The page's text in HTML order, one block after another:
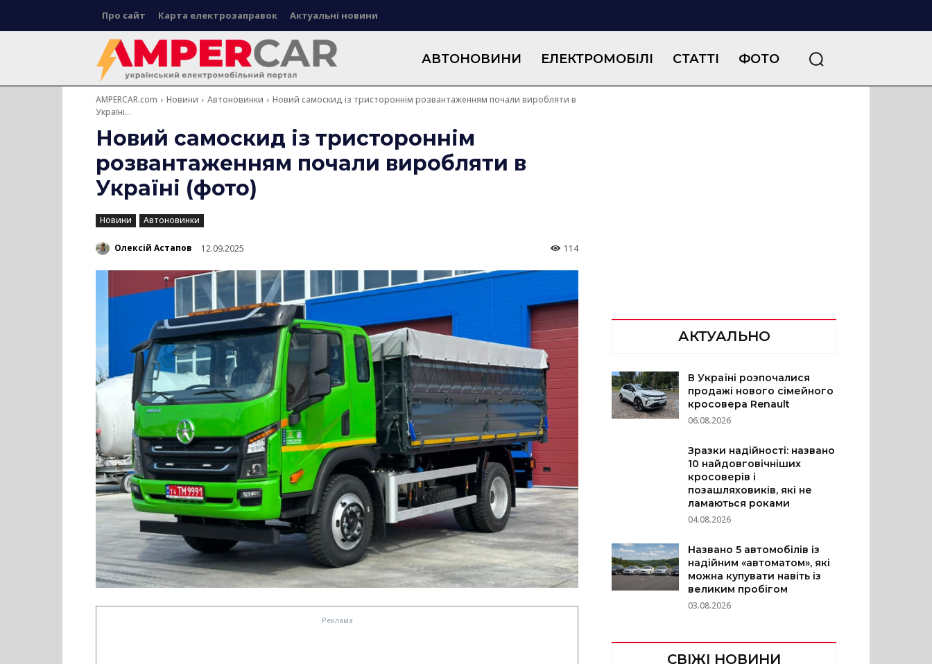
Про сайт Карта електрозаправок Актуальні новини
АВТОНОВИНИ ЕЛЕКТРОМОБІЛІ СТАТТІ ФОТО
AMPERCAR.com Новини Автоновинки
Новий самоскид із тристороннім розвантаженням почали виробляти в
Україні...
Новий самоскид із тристороннім
розвантаженням почали виробляти в
Україні (фото)
Новини Автоновинки
Олексій Астапов 12.09.2025 114
АКТУАЛЬНО
В Україні розпочалися
продажі нового сімейного
кросовера Renault
06.08.2026
Зразки надійності: названо
10 найдовговічніших
кросоверів і
позашляховиків, які не
ламаються роками
04.08.2026
Названо 5 автомобілів із
надійним «автоматом», які
можна купувати навіть із
великим пробігом
03.08.2026
СВІЖІ НОВИНИ